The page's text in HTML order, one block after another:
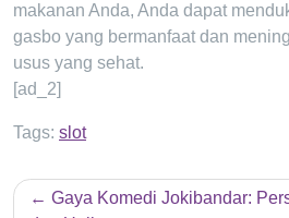
makanan Anda, Anda dapat
gasbo yang bermanfaat dan
usus yang sehat.
[ad_2]
Tags: slot
PostGaya Komedi Jokibandar: